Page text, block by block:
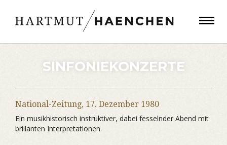
SINFONIEKONZERTE
National-Zeitung, 17. Dezember 1980
Ein musikhistorisch instruktiver, dabei fesselnder Abend mit
brillanten Interpretationen.